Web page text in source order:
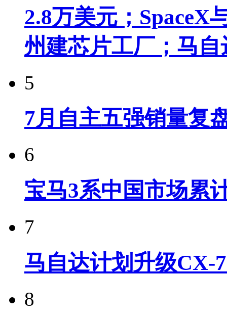
2.8万美元；SpaceX
州建芯片工厂；马
5
7月自主五强销量复
6
宝马3系中国市场累
7
马自达计划升级CX-
8